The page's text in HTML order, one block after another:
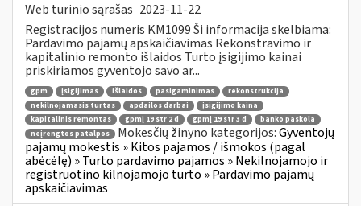
Web turinio sąrašas 2023-11-22
Registracijos numeris KM1099 Ši informacija skelbiama:
Pardavimo pajamų apskaičiavimas Rekonstravimo ir
kapitalinio remonto išlaidos Turto įsigijimo kainai
priskiriamos gyventojo savo ar...
gpm įsigijimas išlaidos pasigaminimas
rekonstrukcija
nekilnojamasis turtas
apdailos darbai
įsigijimo kaina
kapitalinis remontas
gpmį 19 str 2 d gpmį 19 str 3 d
banko paskola
neįrengtos patalpos
Mokesčių žinyno kategorijos:Gyventojų
pajamų mokestis » Kitos pajamos / išmokos (pagal
abėcėlę) » Turto pardavimo pajamos » Nekilnojamojo ir
registruotino kilnojamojo turto » Pardavimo pajamų
apskaičiavimas